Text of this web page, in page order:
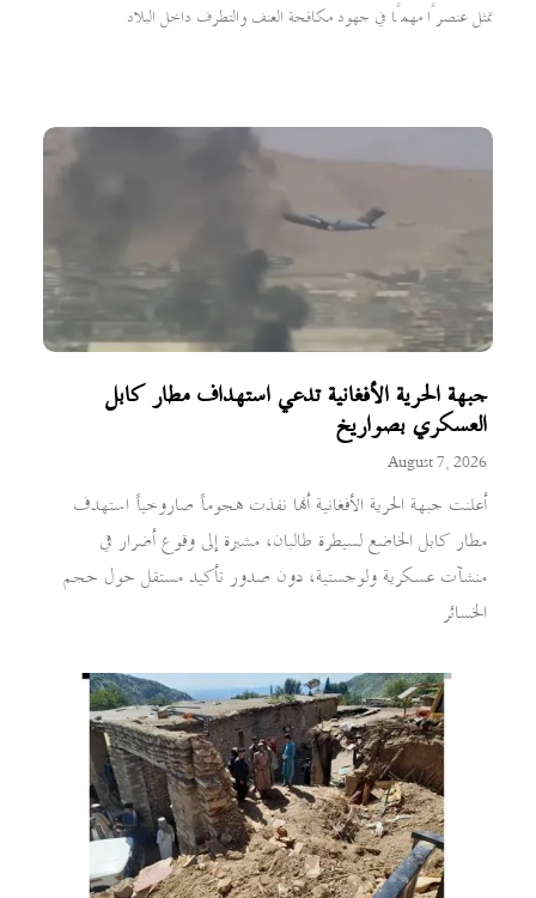
جبهة الحرية الأفغانية تدعي استهداف مطار كابل
العسكري بصواريخ
August 7, 2026
أعلنت جبهة الحرية الأفغانية أنها نفذت هجوماً صاروخياً استهدف
مطار كابل الخاضع لسيطرة طالبان، مشيرة إلى وقوع أضرار في
منشآت عسكرية ولوجستية، دون صدور تأكيد مستقل حول حجم
الخسائر
تمثل عنصرًا مهمًا في جهود مكافحة العنف والتطرف داخل البلاد